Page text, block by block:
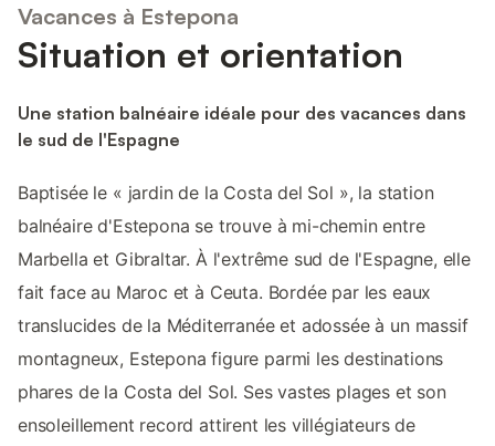
Vacances à Estepona
Situation et orientation
Une station balnéaire idéale pour des vacances dans
le sud de l'Espagne
Baptisée le « jardin de la Costa del Sol », la station
balnéaire d'Estepona se trouve à mi-chemin entre
Marbella et Gibraltar. À l'extrême sud de l'Espagne, elle
fait face au Maroc et à Ceuta. Bordée par les eaux
translucides de la Méditerranée et adossée à un massif
montagneux, Estepona figure parmi les destinations
phares de la Costa del Sol. Ses vastes plages et son
ensoleillement record attirent les villégiateurs de